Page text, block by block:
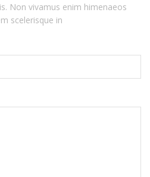
Non vivamus enim himenaeos
scelerisque in